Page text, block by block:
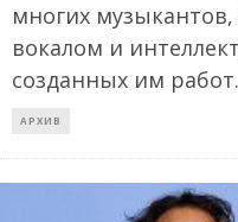
многих
вокалом и
созданных им работ.
АРХИВ